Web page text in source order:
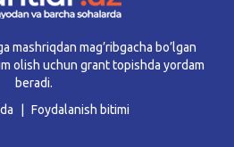
mashriqdan mag’ribgacha bo’lgan
olish uchun grant topishda yordam
beradi.
Foydalanish bitimi